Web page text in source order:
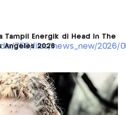
Tampil Energik di Head In The
Angeles 2026